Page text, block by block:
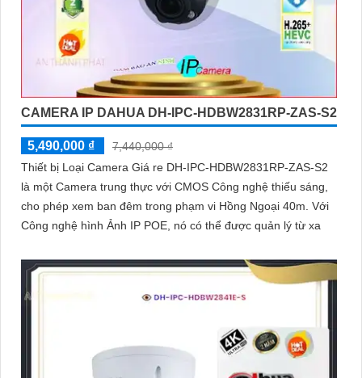
CAMERA IP DAHUA DH-IPC-HDBW2831RP-ZAS-S2
5,490,000 ₫
7,440,000 ₫
Thiết bị Loại Camera Giá re DH-IPC-HDBW2831RP-ZAS-S2
là một Camera trung thực với CMOS Công nghệ thiếu sáng,
cho phép xem ban đêm trong phạm vi Hồng Ngoại 40m. Với
Công nghệ hình Ảnh IP POE, nó có thể được quản lý từ xa